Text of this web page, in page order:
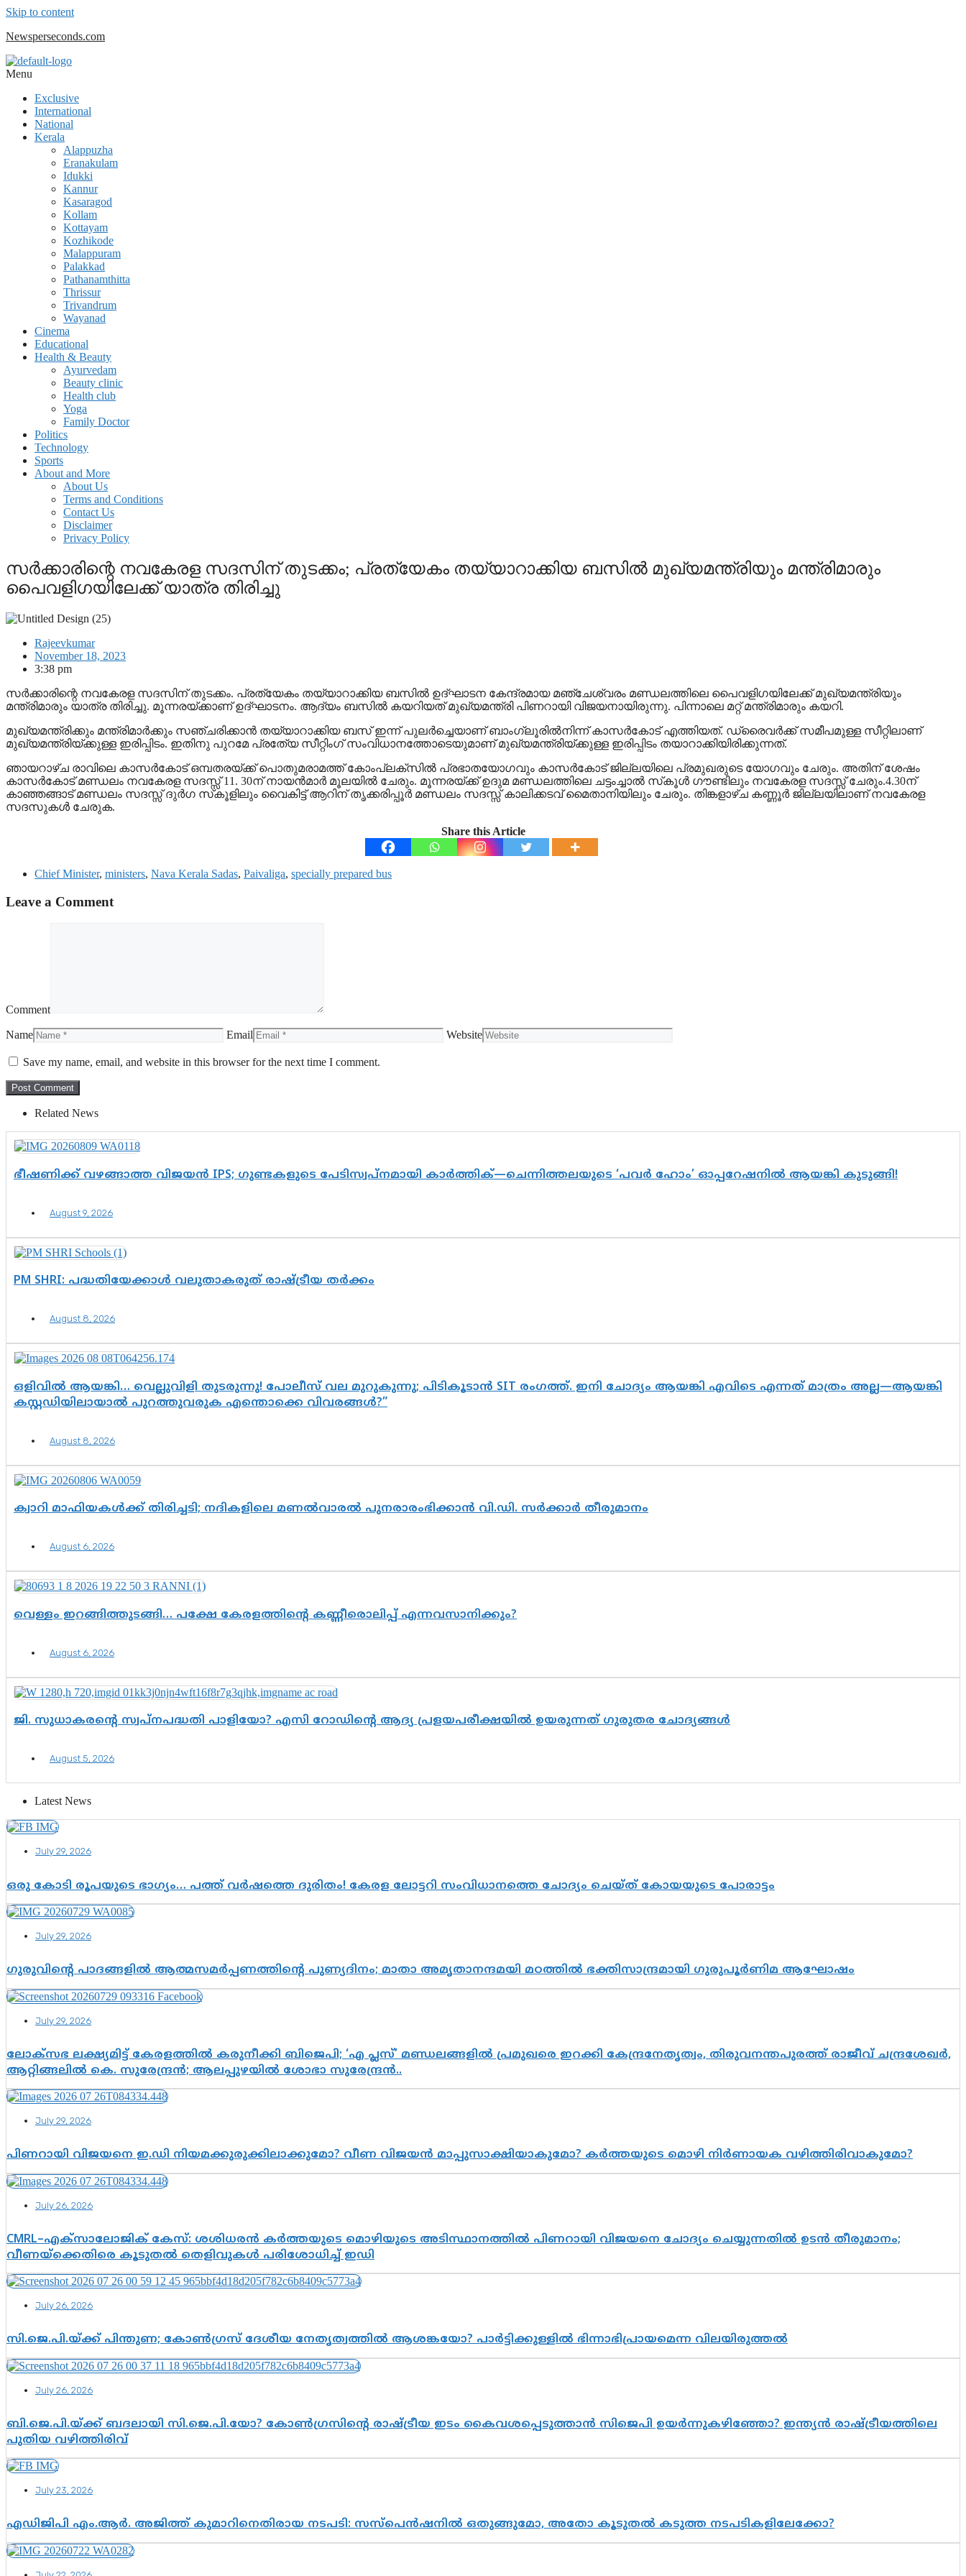
Skip to content
Newsperseconds.com
Menu
Exclusive
International
National
Kerala
Alappuzha
Eranakulam
Idukki
Kannur
Kasaragod
Kollam
Kottayam
Kozhikode
Malappuram
Palakkad
Pathanamthitta
Thrissur
Trivandrum
Wayanad
Cinema
Educational
Health & Beauty
Ayurvedam
Beauty clinic
Health club
Yoga
Family Doctor
Politics
Technology
Sports
About and More
About Us
Terms and Conditions
Contact Us
Disclaimer
Privacy Policy
സർക്കാരിന്റെ നവകേരള സദസിന് തുടക്കം; പ്രത്യേകം തയ്യാറാക്കിയ ബസില്‍ മുഖ്യമന്ത്രിയും മന്ത്രിമാരും
പൈവളിഗയിലേക്ക് യാത്ര തിരിച്ചു
Rajeevkumar
November 18, 2023
3:38 pm
സർക്കാരിന്റെ നവകേരള സദസിന് തുടക്കം. പ്രത്യേകം തയ്യാറാക്കിയ ബസില്‍ ഉദ്ഘാടന കേന്ദ്രമായ മഞ്ചേശ്വരം മണ്ഡലത്തിലെ പൈവളിഗയിലേക്ക് മുഖ്യമന്ത്രിയും
മന്ത്രിമാരും യാത്ര തിരിച്ചു. മൂന്നരയ്ക്കാണ് ഉദ്ഘാടനം. ആദ്യം ബസില്‍ കയറിയത് മുഖ്യമന്ത്രി പിണറായി വിജയനായിരുന്നു. പിന്നാലെ മറ്റ് മന്ത്രിമാരും കയറി.
മുഖ്യമന്ത്രിക്കും മന്ത്രിമാര്‍ക്കും സഞ്ചരിക്കാന്‍ തയ്യാറാക്കിയ ബസ് ഇന്ന് പുലര്‍ച്ചെയാണ് ബാംഗ്ലൂരില്‍നിന്ന് കാസര്‍കോട് എത്തിയത്. ഡ്രെെവർക്ക് സമീപമുള്ള സീറ്റിലാണ്
മുഖ്യമന്ത്രിയ്ക്കുള്ള ഇരിപ്പിടം. ഇതിനു പുറമേ പ്രതേ്യ സീറ്റിം​ഗ് സംവിധാനത്തോടെയുമാണ് മുഖ്യമന്ത്രിയ്ക്കുള്ള ഇരിപ്പിടം തയാറാക്കിയിരിക്കുന്നത്.
ഞായറാഴ്ച രാവിലെ കാസര്‍കോട് ഒമ്പതരയ്ക്ക് പൊതുമരാമത്ത് കോംപ്ലക്‌സില്‍ പ്രഭാതയോഗവും കാസര്‍കോട് ജില്ലയിലെ പ്രമുഖരുടെ യോഗവും ചേരും. അതിന് ശേഷം
കാസര്‍കോട് മണ്ഡലം നവകേരള സദസ്സ് 11. 30ന് നായന്‍മാര്‍ മൂലയില്‍ ചേരും. മൂന്നരയ്ക്ക് ഉദുമ മണ്ഡലത്തിലെ ചട്ടംച്ചാല്‍ സ്‌കൂള്‍ ഗൗണ്ടിലും നവകേരള സദസ്സ് ചേരും.4.30ന്
കാഞ്ഞങ്ങാട് മണ്ഡലം സദസ്സ് ദുര്‍ഗ സ്‌കൂളിലും വൈകിട്ട് ആറിന് തൃക്കരിപ്പൂര്‍ മണ്ഡലം സദസ്സ് കാലിക്കടവ് മൈതാനിയിലും ചേരും. തിങ്കളാഴ്ച കണ്ണൂര്‍ ജില്ലയിലാണ് നവകേരള
സദസുകള്‍ ചേരുക.
Share this Article
Chief Minister, ministers, Nava Kerala Sadas, Paivaliga, specially prepared bus
Leave a Comment
Comment
Name Email Website
Save my name, email, and website in this browser for the next time I comment.
Related News
ഭീഷണിക്ക് വഴങ്ങാത്ത വിജയൻ IPS; ഗുണ്ടകളുടെ പേടിസ്വപ്നമായി കാർത്തിക്—ചെന്നിത്തലയുടെ ‘പവർ ഹോം’ ഓപ്പറേഷനിൽ ആയങ്കി കുടുങ്ങി!
August 9, 2026
PM SHRI: പദ്ധതിയേക്കാൾ വലുതാകരുത് രാഷ്ട്രീയ തർക്കം
August 8, 2026
ഒളിവിൽ ആയങ്കി… വെല്ലുവിളി തുടരുന്നു! പോലീസ് വല മുറുകുന്നു; പിടികൂടാൻ SIT രംഗത്ത്. ഇനി ചോദ്യം ആയങ്കി എവിടെ എന്നത് മാത്രം അല്ല—ആയങ്കി
കസ്റ്റഡിയിലായാൽ പുറത്തുവരുക എന്തൊക്കെ വിവരങ്ങൾ?”
August 8, 2026
ക്വാറി മാഫിയകൾക്ക് തിരിച്ചടി; നദികളിലെ മണൽവാരൽ പുനരാരംഭിക്കാൻ വി.ഡി. സർക്കാർ തീരുമാനം
August 6, 2026
വെള്ളം ഇറങ്ങിത്തുടങ്ങി… പക്ഷേ കേരളത്തിന്റെ കണ്ണീരൊലിപ്പ് എന്നവസാനിക്കും?
August 6, 2026
ജി. സുധാകരന്റെ സ്വപ്നപദ്ധതി പാളിയോ? എസി റോഡിന്റെ ആദ്യ പ്രളയപരീക്ഷയിൽ ഉയരുന്നത് ഗുരുതര ചോദ്യങ്ങൾ
August 5, 2026
Latest News
July 29, 2026
ഒരു കോടി രൂപയുടെ ഭാഗ്യം… പത്ത് വർഷത്തെ ദുരിതം! കേരള ലോട്ടറി സംവിധാനത്തെ ചോദ്യം ചെയ്ത് കോയയുടെ പോരാട്ടം
July 29, 2026
ഗുരുവിന്റെ പാദങ്ങളിൽ ആത്മസമർപ്പണത്തിന്റെ പുണ്യദിനം; മാതാ അമൃതാനന്ദമയി മഠത്തിൽ ഭക്തിസാന്ദ്രമായി ഗുരുപൂർണിമ ആഘോഷം
July 29, 2026
ലോക്സഭ ലക്ഷ്യമിട്ട് കേരളത്തിൽ കരുനീക്കി ബിജെപി; ‘എ പ്ലസ്’ മണ്ഡലങ്ങളിൽ പ്രമുഖരെ ഇറക്കി കേന്ദ്രനേതൃത്വം, തിരുവനന്തപുരത്ത് രാജീവ് ചന്ദ്രശേഖർ,
ആറ്റിങ്ങലിൽ കെ. സുരേന്ദ്രൻ; ആലപ്പുഴയിൽ ശോഭാ സുരേന്ദ്രൻ..
July 29, 2026
പിണറായി വിജയനെ ഇ.ഡി നിയമക്കുരുക്കിലാക്കുമോ? വീണ വിജയൻ മാപ്പുസാക്ഷിയാകുമോ? കർത്തയുടെ മൊഴി നിർണായക വഴിത്തിരിവാകുമോ?
July 26, 2026
CMRL–എക്‌സാലോജിക് കേസ്: ശശിധരൻ കർത്തയുടെ മൊഴിയുടെ അടിസ്ഥാനത്തിൽ പിണറായി വിജയനെ ചോദ്യം ചെയ്യുന്നതിൽ ഉടൻ തീരുമാനം;
വീണയ്‌ക്കെതിരെ കൂടുതൽ തെളിവുകൾ പരിശോധിച്ച് ഇഡി
July 26, 2026
സി.ജെ.പി.യ്ക്ക് പിന്തുണ; കോൺഗ്രസ് ദേശീയ നേതൃത്വത്തിൽ ആശങ്കയോ? പാർട്ടിക്കുള്ളിൽ ഭിന്നാഭിപ്രായമെന്ന വിലയിരുത്തൽ
July 26, 2026
ബി.ജെ.പി.യ്ക്ക് ബദലായി സി.ജെ.പി.യോ? കോൺഗ്രസിന്റെ രാഷ്ട്രീയ ഇടം കൈവശപ്പെടുത്താൻ സിജെപി ഉയർന്നുകഴിഞ്ഞോ? ഇന്ത്യൻ രാഷ്ട്രീയത്തിലെ
പുതിയ വഴിത്തിരിവ്
July 23, 2026
എഡിജിപി എം.ആർ. അജിത്ത് കുമാറിനെതിരായ നടപടി: സസ്പെൻഷനിൽ ഒതുങ്ങുമോ, അതോ കൂടുതൽ കടുത്ത നടപടികളിലേക്കോ?